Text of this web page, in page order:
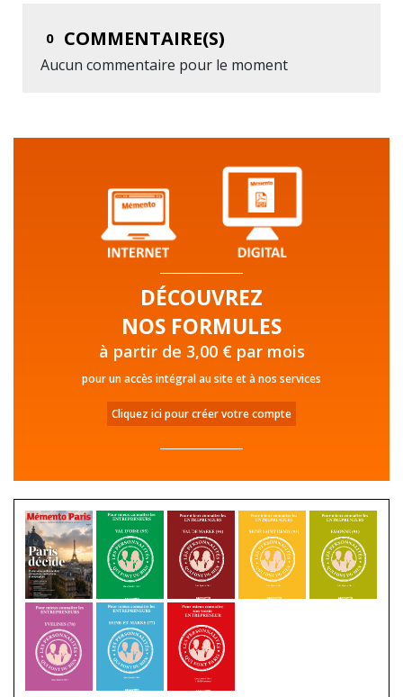
0 COMMENTAIRE(S)
Aucun commentaire pour le moment
DÉCOUVREZ
NOS FORMULES
à partir de 3,00 € par mois
pour un accès intégral au site et à nos services
Cliquez ici pour créer votre compte